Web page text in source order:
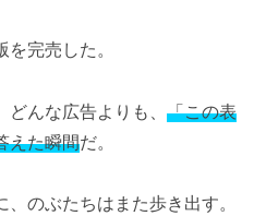
完売した。
んな広告よりも、 「この表
えた瞬間だ。
のぶたちはまた歩き出す。